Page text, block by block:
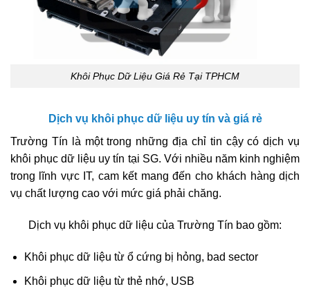
Khôi Phục Dữ Liệu Giá Rẻ Tại TPHCM
Dịch vụ khôi phục dữ liệu uy tín và giá rẻ
Trường Tín là một trong những địa chỉ tin cậy có dịch vụ
khôi phục dữ liệu uy tín tại SG. Với nhiều năm kinh nghiệm
trong lĩnh vực IT, cam kết mang đến cho khách hàng dịch
vụ chất lượng cao với mức giá phải chăng.
Dịch vụ khôi phục dữ liệu của Trường Tín bao gồm:
Khôi phục dữ liệu từ ổ cứng bị hỏng, bad sector
Khôi phục dữ liệu từ thẻ nhớ, USB